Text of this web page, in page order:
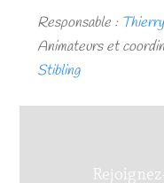
Responsable :
Animateurs et
Stibling